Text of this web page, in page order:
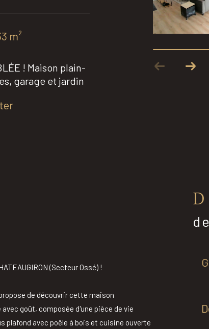
m²
! Maison plain-
garage et jardin
(Secteur Ossé) !
de découvrir cette maison
goût, composée d'une pièce de vie
plafond avec poêle à bois et cuisine ouverte